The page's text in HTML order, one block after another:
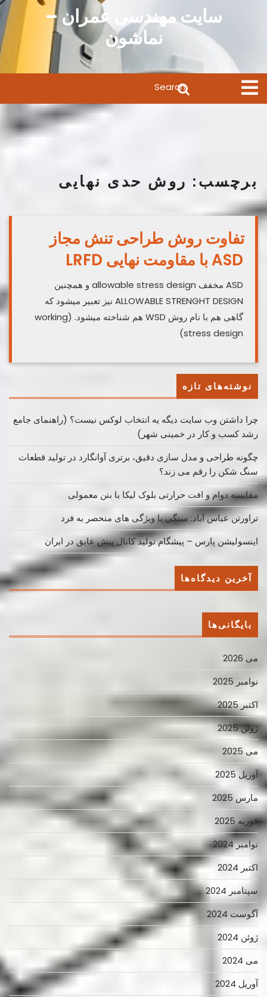
سایت مهندسی عمران –
نماشون
Open
Menu
for:
برچسب: روش حدی نهایی
تفاوت روش طراحی تنش مجاز
ASD با مقاومت نهایی LRFD
ASD مخفف allowable stress design و همچنین
ALLOWABLE STRENGHT DESIGN نیز تعبیر میشود که
گاهی هم با نام روش WSD هم شناخته میشود. (working
stress design)
نوشته‌های تازه
چرا داشتن وب سایت دیگه یه انتخاب لوکس نیست؟ (راهنمای جامع
رشد کسب ‌و کار در خمینی ‌شهر)
چگونه طراحی و مدل سازی دقیق، برتری آوانگارد در تولید قطعات
سنگ شکن را رقم می زند؟
مقایسه دوام و افت حرارتی بلوک لیکا با بتن معمولی
تراورتن عباس آباد: سنگی با ویژگی های منحصر به فرد
اینسولیشن پارس – پیشگام تولید کانال پیش عایق در ایران
آخرین دیدگاه‌ها
بایگانی‌ها
می 2026
نوامبر 2025
اکتبر 2025
ژوئن 2025
می 2025
آوریل 2025
مارس 2025
فوریه 2025
نوامبر 2024
اکتبر 2024
سپتامبر 2024
آگوست 2024
ژوئن 2024
می 2024
آوریل 2024